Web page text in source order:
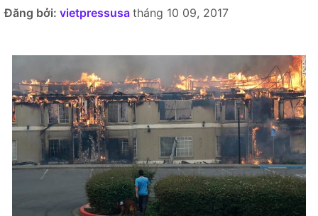
Đăng bởi: vietpressusa tháng 10 09, 2017